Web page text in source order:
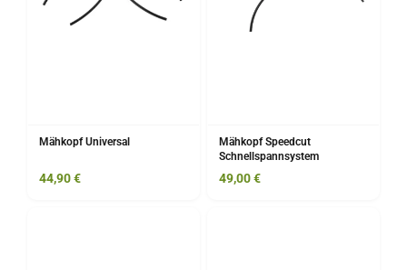
Mähkopf Universal
44,90€
Mähkopf Speedcut
Schnellspannsystem
49,00€